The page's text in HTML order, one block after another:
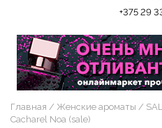
+375 29
Главная Женские ароматы
Cacharel Noa (sale)